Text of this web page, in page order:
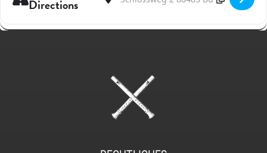
Directions